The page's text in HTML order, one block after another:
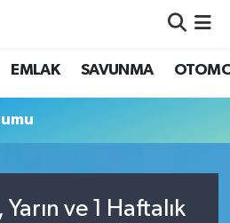
EMLAK SAVUNMA
ve 1 Haftalık